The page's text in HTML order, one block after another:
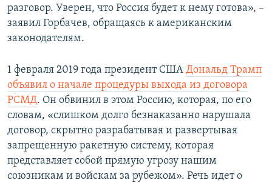
разговор. Уверен, что Россия будет к нему готова», –
заявил Горбачев, обращаясь к американским
законодателям.
1 февраля 2019 года президент США Дональд Трамп
объявил о начале процедуры выхода из договора
РСМД. Он обвинил в этом Россию, которая, по его
словам, «слишком долго безнаказанно нарушала
договор, скрытно разрабатывая и развертывая
запрещенную ракетную систему, которая
представляет собой прямую угрозу нашим
союзникам и войскам за рубежом». Речь идет о